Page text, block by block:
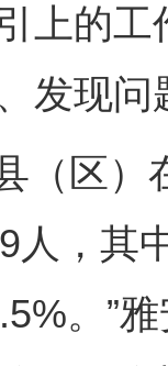
上的
发现
区）
人，
。”